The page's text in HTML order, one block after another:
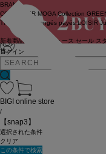
ログイン
BRAND
COUTURIER MOGA Collection
TRISTESSE
congés payés LOISIR
新着商品 ニュース セール ス
せ
BIGI online store
/
【snap3】
選択された条件
クリア
この条件で検索